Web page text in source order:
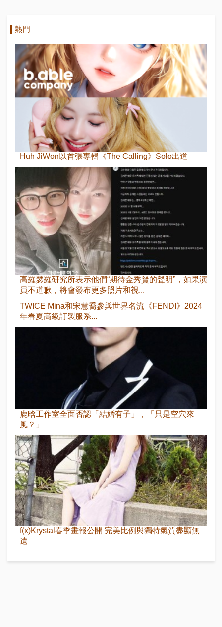
熱門
Huh JiWon以首張專輯《The Calling》Solo出道
高羅瑟羅研究所表示他們“期待金秀賢的聲明”，如果演
員不道歉，將會發布更多照片和視...
TWICE Mina和宋慧喬參與世界名流《FENDI》2024
年春夏高級訂製服系...
鹿晗工作室全面否認「結婚有子」，「只是空穴來
風？」
f(x)Krystal春季畫報公開 完美比例與獨特氣質盡顯無
遺